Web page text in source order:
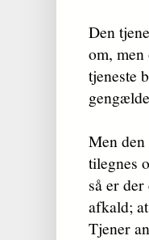
Den
om,
tjeneste
Men den
tilegnes
så er
afkald;
Tjener